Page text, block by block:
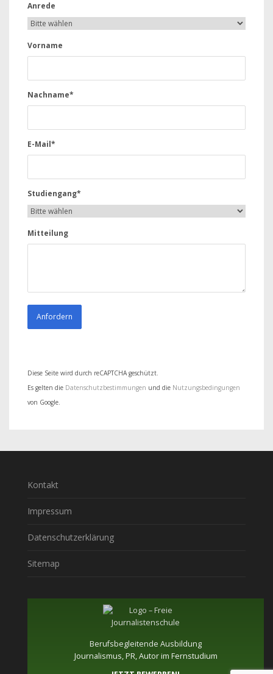
Anrede
Vorname
Nachname*
E-Mail*
Studiengang*
Mitteilung
Diese Seite wird durch reCAPTCHA geschützt.
Es gelten die Datenschutzbestimmungen und die Nutzungsbedingungen
von Google.
Kontakt
Impressum
Datenschutzerklärung
Sitemap
Berufsbegleitende Ausbildung
Journalismus, PR, Autor im Fernstudium